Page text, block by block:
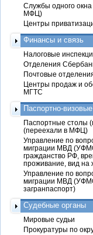
Службы одного
МФЦ)
Центры
Финансы и связь
Налоговые
Отделения
Почтовые
Центры продаж и
МГТС
Паспортно-
Паспортные столы
(переехали в МФЦ)
Управление по
миграции МВД
гражданство РФ,
проживание, вид на
Управление по
миграции МВД
загранпаспорт)
Судебные органы
Мировые судьи
Прокуратуры по